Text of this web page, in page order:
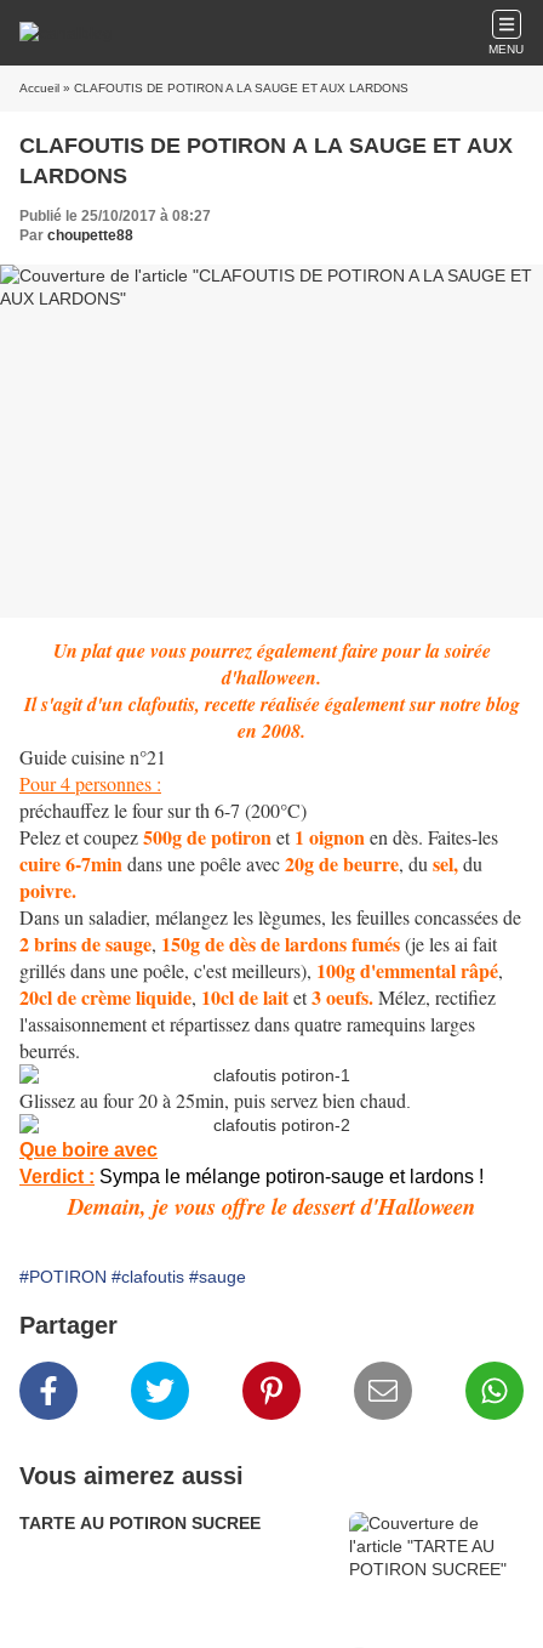
MENU
Accueil » CLAFOUTIS DE POTIRON A LA SAUGE ET AUX LARDONS
CLAFOUTIS DE POTIRON A LA SAUGE ET AUX
LARDONS
Publié le 25/10/2017 à 08:27
Par choupette88
Un plat que vous pourrez également faire pour la soirée
d'halloween.
Il s'agit d'un clafoutis, recette réalisée également sur notre blog
en 2008.
Guide cuisine n°21
Pour 4 personnes :
préchauffez le four sur th 6-7 (200°C)
Pelez et coupez500g de potironet1 oignonen dès. Faites-les
cuire 6-7mindans une poêle avec20g de beurre, du sel,du
poivre.
Dans un saladier, mélangez les lègumes, les feuilles concassées de
2 brins de sauge, 150g de dès de lardons fumés(je les ai fait
grillés dans une poêle, c'est meilleurs), 100g d'emmental râpé,
20cl de crème liquide, 10cl de laitet3 oeufs.Mélez, rectifiez
l'assaisonnement et répartissez dans quatre ramequins larges
beurrés.
Glissez au four 20 à 25min, puis servez bien chaud
Que boire avec
Verdict : Sympa le mélange potiron-sauge et lardons !
Demain, je vous offre le dessert d'Halloween
#POTIRON #clafoutis #sauge
Partager
Vous aimerez aussi
TARTE AU POTIRON SUCREE